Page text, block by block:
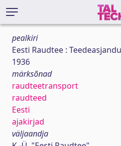
pealkiri
Eesti Raudtee :
1936
märksõnad
raudteetransport
raudteed
Eesti
ajakirjad
väljaandja